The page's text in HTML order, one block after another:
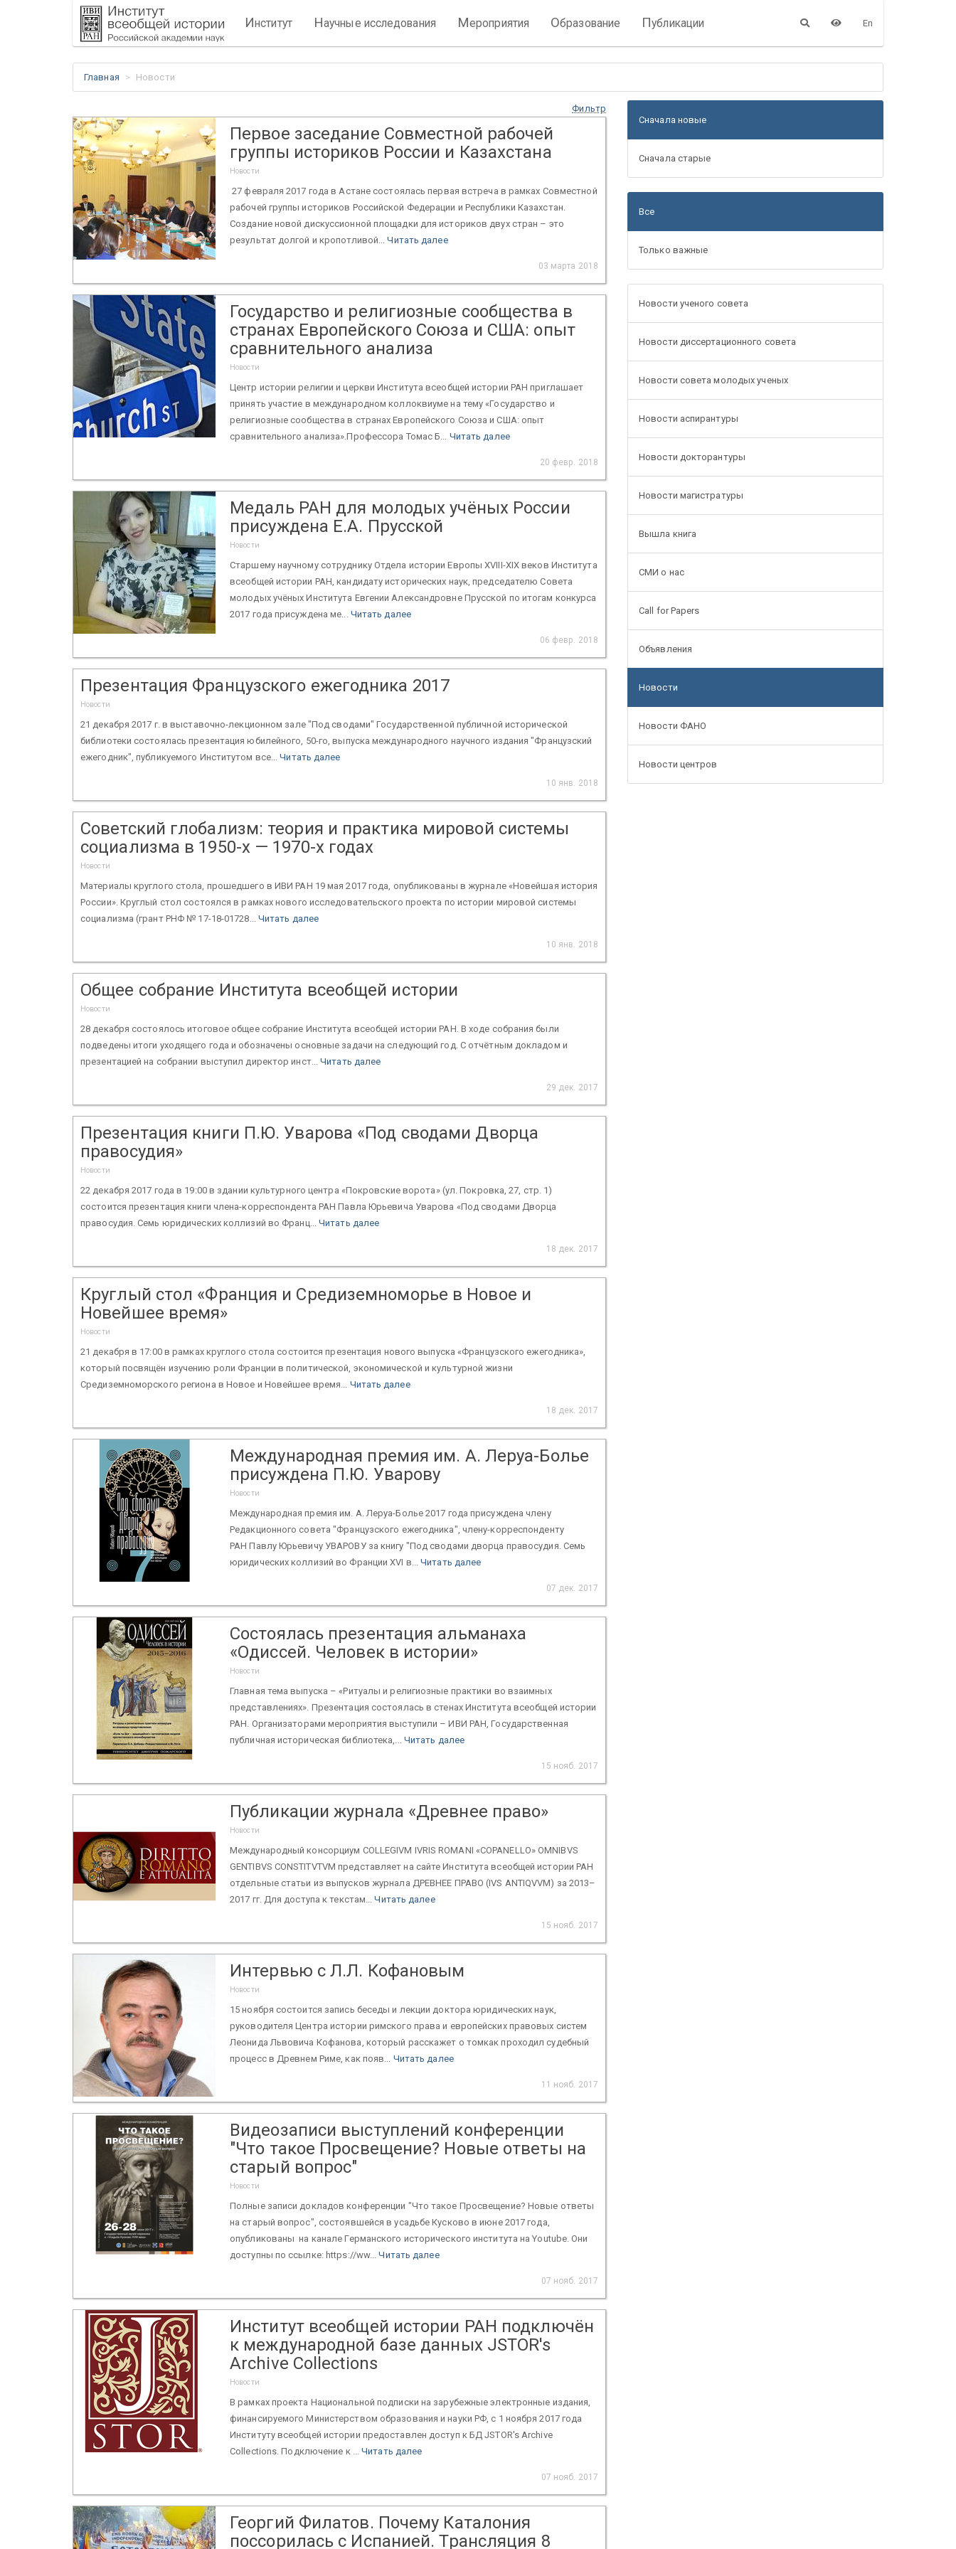
Институт Научные исследования Мероприятия Образование Публикации En
Главная Новости
Фильтр
Первое заседание Совместной рабочей
группы историков России и Казахстана
Новости
27 февраля 2017 года в Астане состоялась первая встреча в рамках Совместной
рабочей группы историков Российской Федерации и Республики Казахстан.
Создание новой дискуссионной площадки для историков двух стран – это
результат долгой и кропотливой...Читать далее
03 марта 2018
Государство и религиозные сообщества в
странах Европейского Союза и США: опыт
сравнительного анализа
Новости
Центр истории религии и церкви Института всеобщей истории РАН приглашает
принять участие в международном коллоквиуме на тему «Государство и
религиозные сообщества в странах Европейского Союза и США: опыт
сравнительного анализа».Профессора Томас Б... Читать далее
20 февр. 2018
Медаль РАН для молодых учёных России
присуждена Е.А. Прусской
Новости
Старшему научному сотруднику Отдела истории Европы XVIII-XIX веков Института
всеобщей истории РАН, кандидату исторических наук, председателю Совета
молодых учёных Института Евгении Александровне Прусской по итогам конкурса
2017 года присуждена ме... Читать далее
06 февр. 2018
Презентация Французского ежегодника 2017
Новости
21 декабря 2017 г. в выставочно-лекционном зале "Под сводами" Государственной публичной исторической
библиотеки состоялась презентация юбилейного, 50-го, выпуска международного научного издания "Французский
ежегодник", публикуемого Институтом все...Читать далее
10 янв. 2018
Советский глобализм: теория и практика мировой системы
социализма в 1950-х — 1970-х годах
Новости
Материалы круглого стола, прошедшего в ИВИ РАН 19 мая 2017 года, опубликованы в журнале «Новейшая история
России». Круглый стол состоялся в рамках нового исследовательского проекта по истории мировой системы
социализма (грант РНФ № 17-18-01728... Читать далее
10 янв. 2018
Общее собрание Института всеобщей истории
Новости
28 декабря состоялось итоговое общее собрание Института всеобщей истории РАН. В ходе собрания были
подведены итоги уходящего года и обозначены основные задачи на следующий год. С отчётным докладом и
презентацией на собрании выступил директор инст...Читать далее
29 дек. 2017
Презентация книги П.Ю. Уварова «Под сводами Дворца
правосудия»
Новости
22 декабря 2017 года в 19:00 в здании культурного центра «Покровские ворота» (ул. Покровка, 27, стр. 1)
состоится презентация книги члена-корреспондента РАН Павла Юрьевича Уварова «Под сводами Дворца
правосудия. Семь юридических коллизий во Франц... Читать далее
18 дек. 2017
Круглый стол «Франция и Средиземноморье в Новое и
Новейшее время»
Новости
21 декабря в 17:00 в рамках круглого стола состоится презентация нового выпуска «Французского ежегодника»,
который посвящён изучению роли Франции в политической, экономической и культурной жизни
Средиземноморского региона в Новое и Новейшее время... Читать далее
18 дек. 2017
Международная премия им. А. Леруа-Болье
присуждена П.Ю. Уварову
Новости
Международная премия им. А. Леруа-Болье 2017 года присуждена члену
Редакционного совета "Французского ежегодника", члену-корреспонденту
РАН Павлу Юрьевичу УВАРОВУ за книгу "Под сводами дворца правосудия. Семь
юридических коллизий во Франции XVI в...Читать далее
07 дек. 2017
Состоялась презентация альманаха
«Одиссей. Человек в истории»
Новости
Главная тема выпуска – «Ритуалы и религиозные практики во взаимных
представлениях». Презентация состоялась в стенах Института всеобщей истории
РАН. Организаторами мероприятия выступили – ИВИ РАН, Государственная
публичная историческая библиотека,... Читать далее
15 нояб. 2017
Публикации журнала «Древнее право»
Новости
Международный консорциум COLLEGIVM IVRIS ROMANI «COPANELLO» OMNIBVS
GENTIBVS CONSTITVTVM представляет на сайте Института всеобщей истории РАН
отдельные статьи из выпусков журнала ДРЕВНЕЕ ПРАВО (IVS ANTIQVVM) за 2013–
2017 гг. Для доступа к текстам...Читать далее
15 нояб. 2017
Интервью с Л.Л. Кофановым
Новости
15 ноября состоится запись беседы и лекции доктора юридических наук,
руководителя Центра истории римского права и европейских правовых систем
Леонида Львовича Кофанова, который расскажет о томкак проходил судебный
процесс в Древнем Риме, как появ... Читать далее
11 нояб. 2017
Видеозаписи выступлений конференции
"Что такое Просвещение? Новые ответы на
старый вопрос"
Новости
Полные записи докладов конференции "Что такое Просвещение? Новые ответы
на старый вопрос", состоявшейся в усадьбе Кусково в июне 2017 года,
опубликованы на канале Германского исторического института на Youtube. Они
доступны по ссылке: https://ww...Читать далее
07 нояб. 2017
Институт всеобщей истории РАН подключён
к международной базе данных JSTOR's
Archive Collections
Новости
В рамках проекта Национальной подписки на зарубежные электронные издания,
финансируемого Министерством образования и науки РФ, с 1 ноября 2017 года
Институту всеобщей истории предоставлен доступ к БД JSTOR's Archive
Collections. Подключение к ...Читать далее
07 нояб. 2017
Георгий Филатов. Почему Каталония
поссорилась с Испанией. Трансляция 8
Сначала новые
Сначала старые
Все
Только важные
Новости ученого совета
Новости диссертационного совета
Новости совета молодых ученых
Новости аспирантуры
Новости докторантуры
Новости магистратуры
Вышла книга
СМИ о нас
Call for Papers
Объявления
Новости
Новости ФАНО
Новости центров